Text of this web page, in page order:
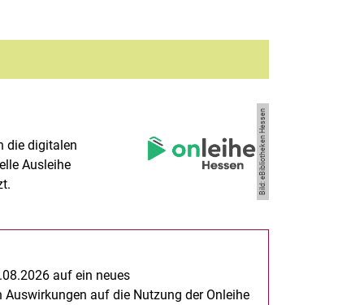
die digitalen
Ausleihe
Bild: eBibliotheken Hessen
auf ein neues
auf die Nutzung der Onleihe